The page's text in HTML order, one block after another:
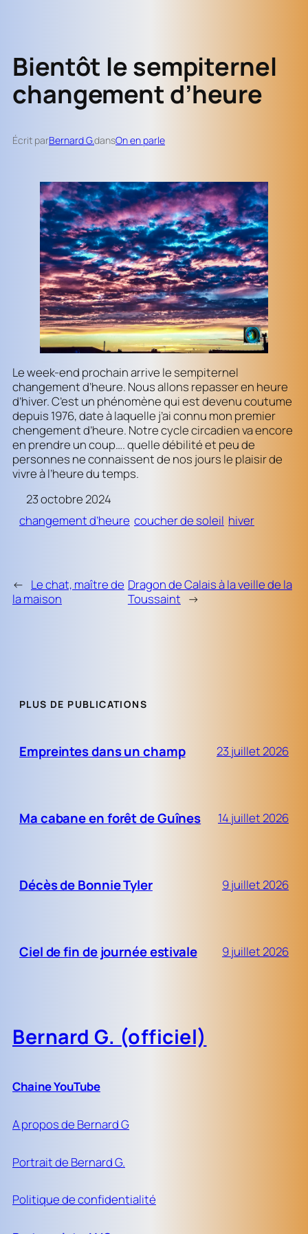
Bientôt le sempiternel
changement d’heure
Écrit parBernard G.dansOn en parle
Le week-end prochain arrive le sempiternel
changement d’heure. Nous allons repasser en heure
d’hiver. C’est un phénomène qui est devenu coutume
depuis 1976, date à laquelle j’ai connu mon premier
chengement d’heure. Notre cycle circadien va encore
en prendre un coup…. quelle débilité et peu de
personnes ne connaissent de nos jours le plaisir de
vivre à l’heure du temps.
23 octobre 2024
changement d’heure coucher de soleil hiver
← Le chat, maître de
la maison
Dragon de Calais à la veille de la
Toussaint →
PLUS DE PUBLICATIONS
Empreintes dans un champ 23 juillet 2026
Ma cabane en forêt de Guînes 14 juillet 2026
Décès de Bonnie Tyler 9 juillet 2026
Ciel de fin de journée estivale 9 juillet 2026
Bernard G. (officiel)
Chaine YouTube
A propos de Bernard G
Portrait de Bernard G.
Politique de confidentialité